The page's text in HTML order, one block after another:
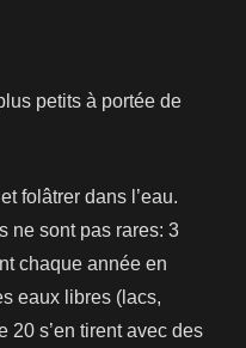
petits à portée de
folâtrer dans l’eau.
ne sont pas rares: 3
chaque année en
eaux libres (lacs,
20 s’en tirent avec des